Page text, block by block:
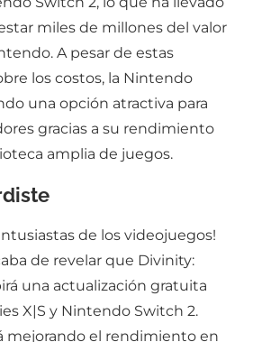
miles de millones del valor
A pesar de estas
los costos, la Nintendo
una opción atractiva para
gracias a su rendimiento
amplia de juegos.
de los videojuegos!
de revelar que Divinity:
una actualización gratuita
X|S y Nintendo Switch 2.
mejorando el rendimiento en